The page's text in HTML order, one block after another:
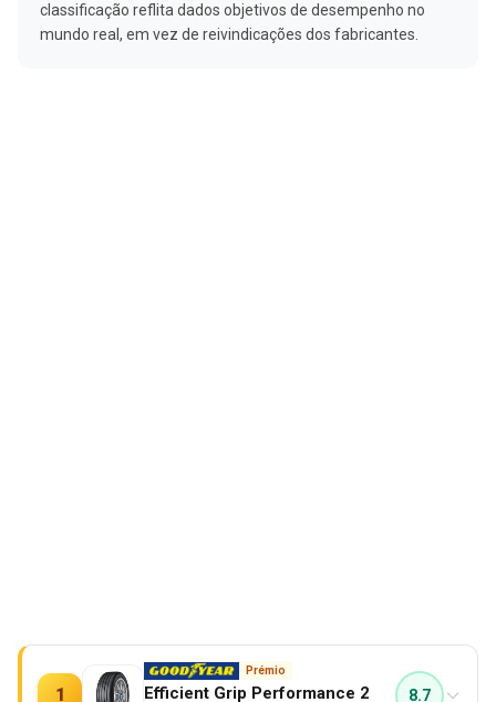
classificação reflita dados objetivos de desempenho no
mundo real, em vez de reivindicações dos fabricantes.
1
Prémio
Efficient Grip Performance 2 8.7